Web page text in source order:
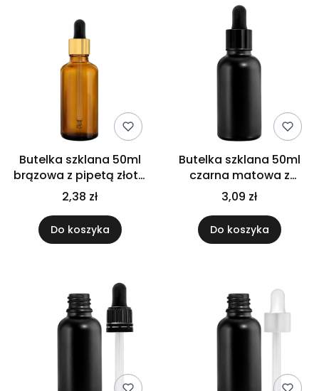
Butelka szklana 50ml
brązowa z pipetą złoto
czarną
2,38 zł
Do koszyka
Butelka szklana 50ml
czarna matowa z
pipetą czarną
3,09 zł
Do koszyka